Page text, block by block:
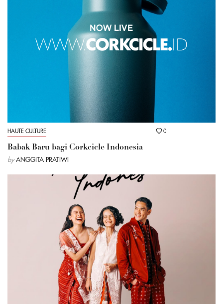
HAUTE CULTURE 0
Babak Baru bagi Corkcicle Indonesia
by ANGGITA PRATIWI